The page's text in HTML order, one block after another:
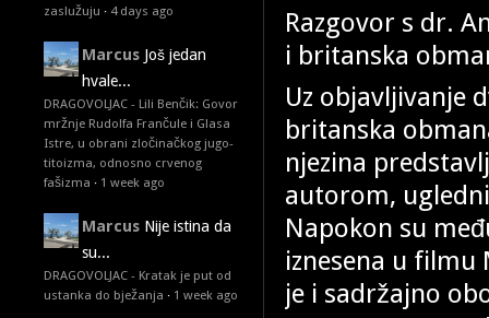
zaslužuju · 4 days ago
Marcus Još jedan
hvale...
DRAGOVOLJAC - Lili Benčik: Govor
mržnje Rudolfa Frančule i Glasa
Istre, u obrani zločinačkog jugo-
titoizma, odnosno crvenog
fašizma · 1 week ago
Marcus Nije istina da
su...
DRAGOVOLJAC - Kratak je put od
ustanka do bježanja · 1 week ago
Razgovor s dr.
i britanska
Uz objavljivanje
britanska
njezina
autorom,
Napokon su
iznesena u filmu
je i sadržajno